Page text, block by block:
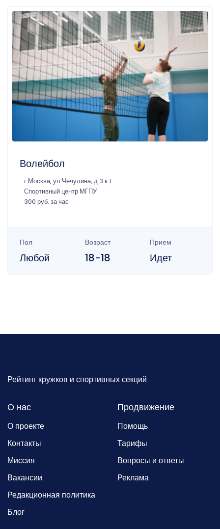
Волейбол
г Москва, ул Чечулина, д 3 к 1
Спортивный центр МГПУ
300 руб. за час
Пол
Любой
Возраст
18-18
Прием
Идет
Рейтинг кружков и спортивных секций
О нас
О проекте
Контакты
Миссия
Вакансии
Редакционная политика
Блог
Продвижение
Помощь
Тарифы
Вопросы и ответы
Реклама